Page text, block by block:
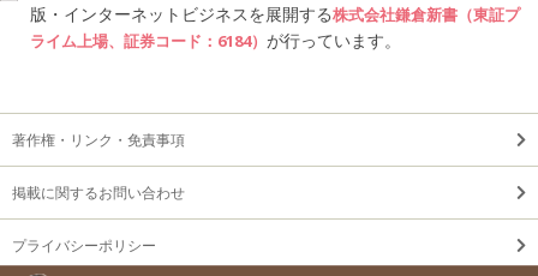
版・インターネットビジネスを展開する株式会社鎌倉新書（東証プ
ライム上場、証券コード：6184） が行っています。
著作権・リンク・免責事項
掲載に関するお問い合わせ
プライバシーポリシー